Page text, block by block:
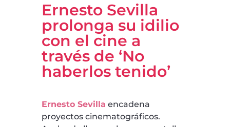
Ernesto Sevilla
prolonga su idilio
con el cine a
través de ‘No
haberlos tenido’
Ernesto Sevilla encadena
proyectos cinematográficos.